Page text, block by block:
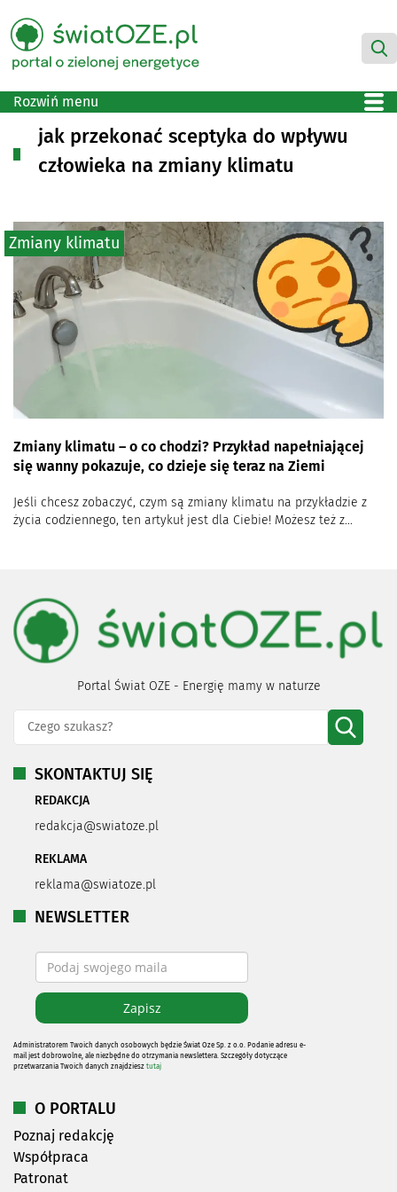
Rozwiń menu
jak przekonać sceptyka do wpływu
człowieka na zmiany klimatu
Zmiany klimatu – o co chodzi? Przykład napełniającej
się wanny pokazuje, co dzieje się teraz na Ziemi
Jeśli chcesz zobaczyć, czym są zmiany klimatu na przykładzie z
życia codziennego, ten artykuł jest dla Ciebie! Możesz też z...
Zmiany klimatu
Portal Świat OZE - Energię mamy w naturze
SKONTAKTUJ SIĘ
REDAKCJA
redakcja@swiatoze.pl
REKLAMA
reklama@swiatoze.pl
NEWSLETTER
Administratorem Twoich danych osobowych będzie Świat Oze Sp. z o.o. Podanie adresu e-
mail jest dobrowolne, ale niezbędne do otrzymania newslettera. Szczegóły dotyczące
przetwarzania Twoich danych znajdziesz tutaj
O PORTALU
Poznaj redakcję
Współpraca
Patronat